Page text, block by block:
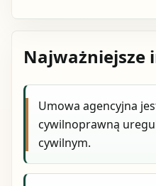
Najważniejsze
Umowa agencyjna
cywilnoprawną
cywilnym.